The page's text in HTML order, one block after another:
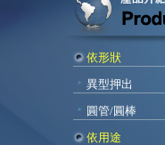
依形狀
異型押出
圓管/圓棒
依用途